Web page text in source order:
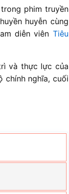
phim truyền
huyễn cùng
diễn viên Tiêu
và thực lực của
chính nghĩa, cuối